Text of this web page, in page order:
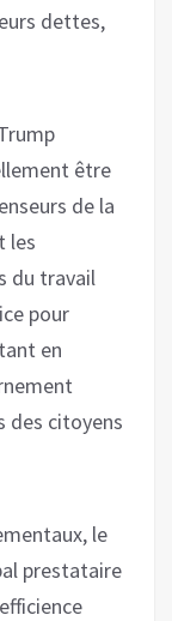
dettes,
être
de la
les
du travail
pour
en
des citoyens
le
prestataire